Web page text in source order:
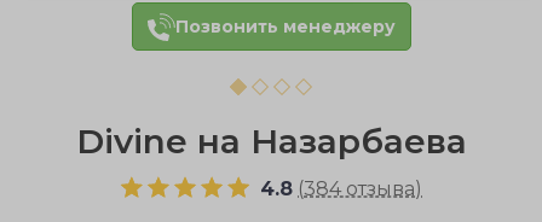
Позвонить менеджеру
Divine на Назарбаева
4.8 (384 отзыва)